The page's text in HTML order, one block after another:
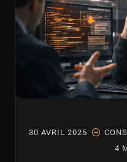
30 AVRIL 2025
4